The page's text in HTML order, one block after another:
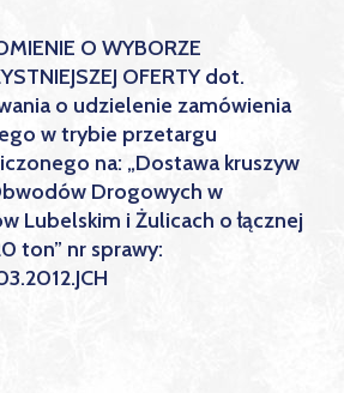
O WYBORZE
OFERTY dot.
o udzielenie zamówienia
w trybie przetargu
na: „Dostawa kruszyw
Drogowych w
Lubelskim i Żulicach o łącznej
ton” nr sprawy: